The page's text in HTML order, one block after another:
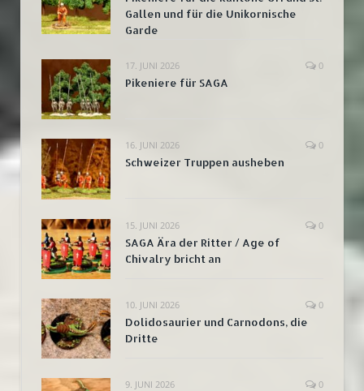
Gallen und für die Unikornische
Garde
17. JUNI 2026 0
Pikeniere für SAGA
16. JUNI 2026 0
Schweizer Truppen ausheben
15. JUNI 2026 0
SAGA Ära der Ritter / Age of
Chivalry bricht an
10. JUNI 2026 0
Dolidosaurier und Carnodons, die
Dritte
9. JUNI 2026 0